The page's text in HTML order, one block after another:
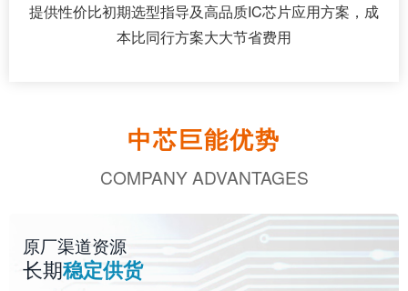
提供性价比初期选型指导及高品质IC芯片应用方案，成
本比同行方案大大节省费用
中芯巨能优势
COMPANY ADVANTAGES
原厂渠道资源
长期稳定供货